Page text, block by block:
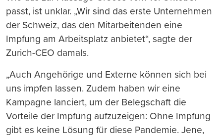
passt, ist unklar. „Wir sind das erste Unternehmen
der Schweiz, das den Mitarbeitenden eine
Impfung am Arbeitsplatz anbietet“, sagte der
Zurich-CEO damals.
„Auch Angehörige und Externe können sich bei
uns impfen lassen. Zudem haben wir eine
Kampagne lanciert, um der Belegschaft die
Vorteile der Impfung aufzuzeigen: Ohne Impfung
gibt es keine Lösung für diese Pandemie. Jene,